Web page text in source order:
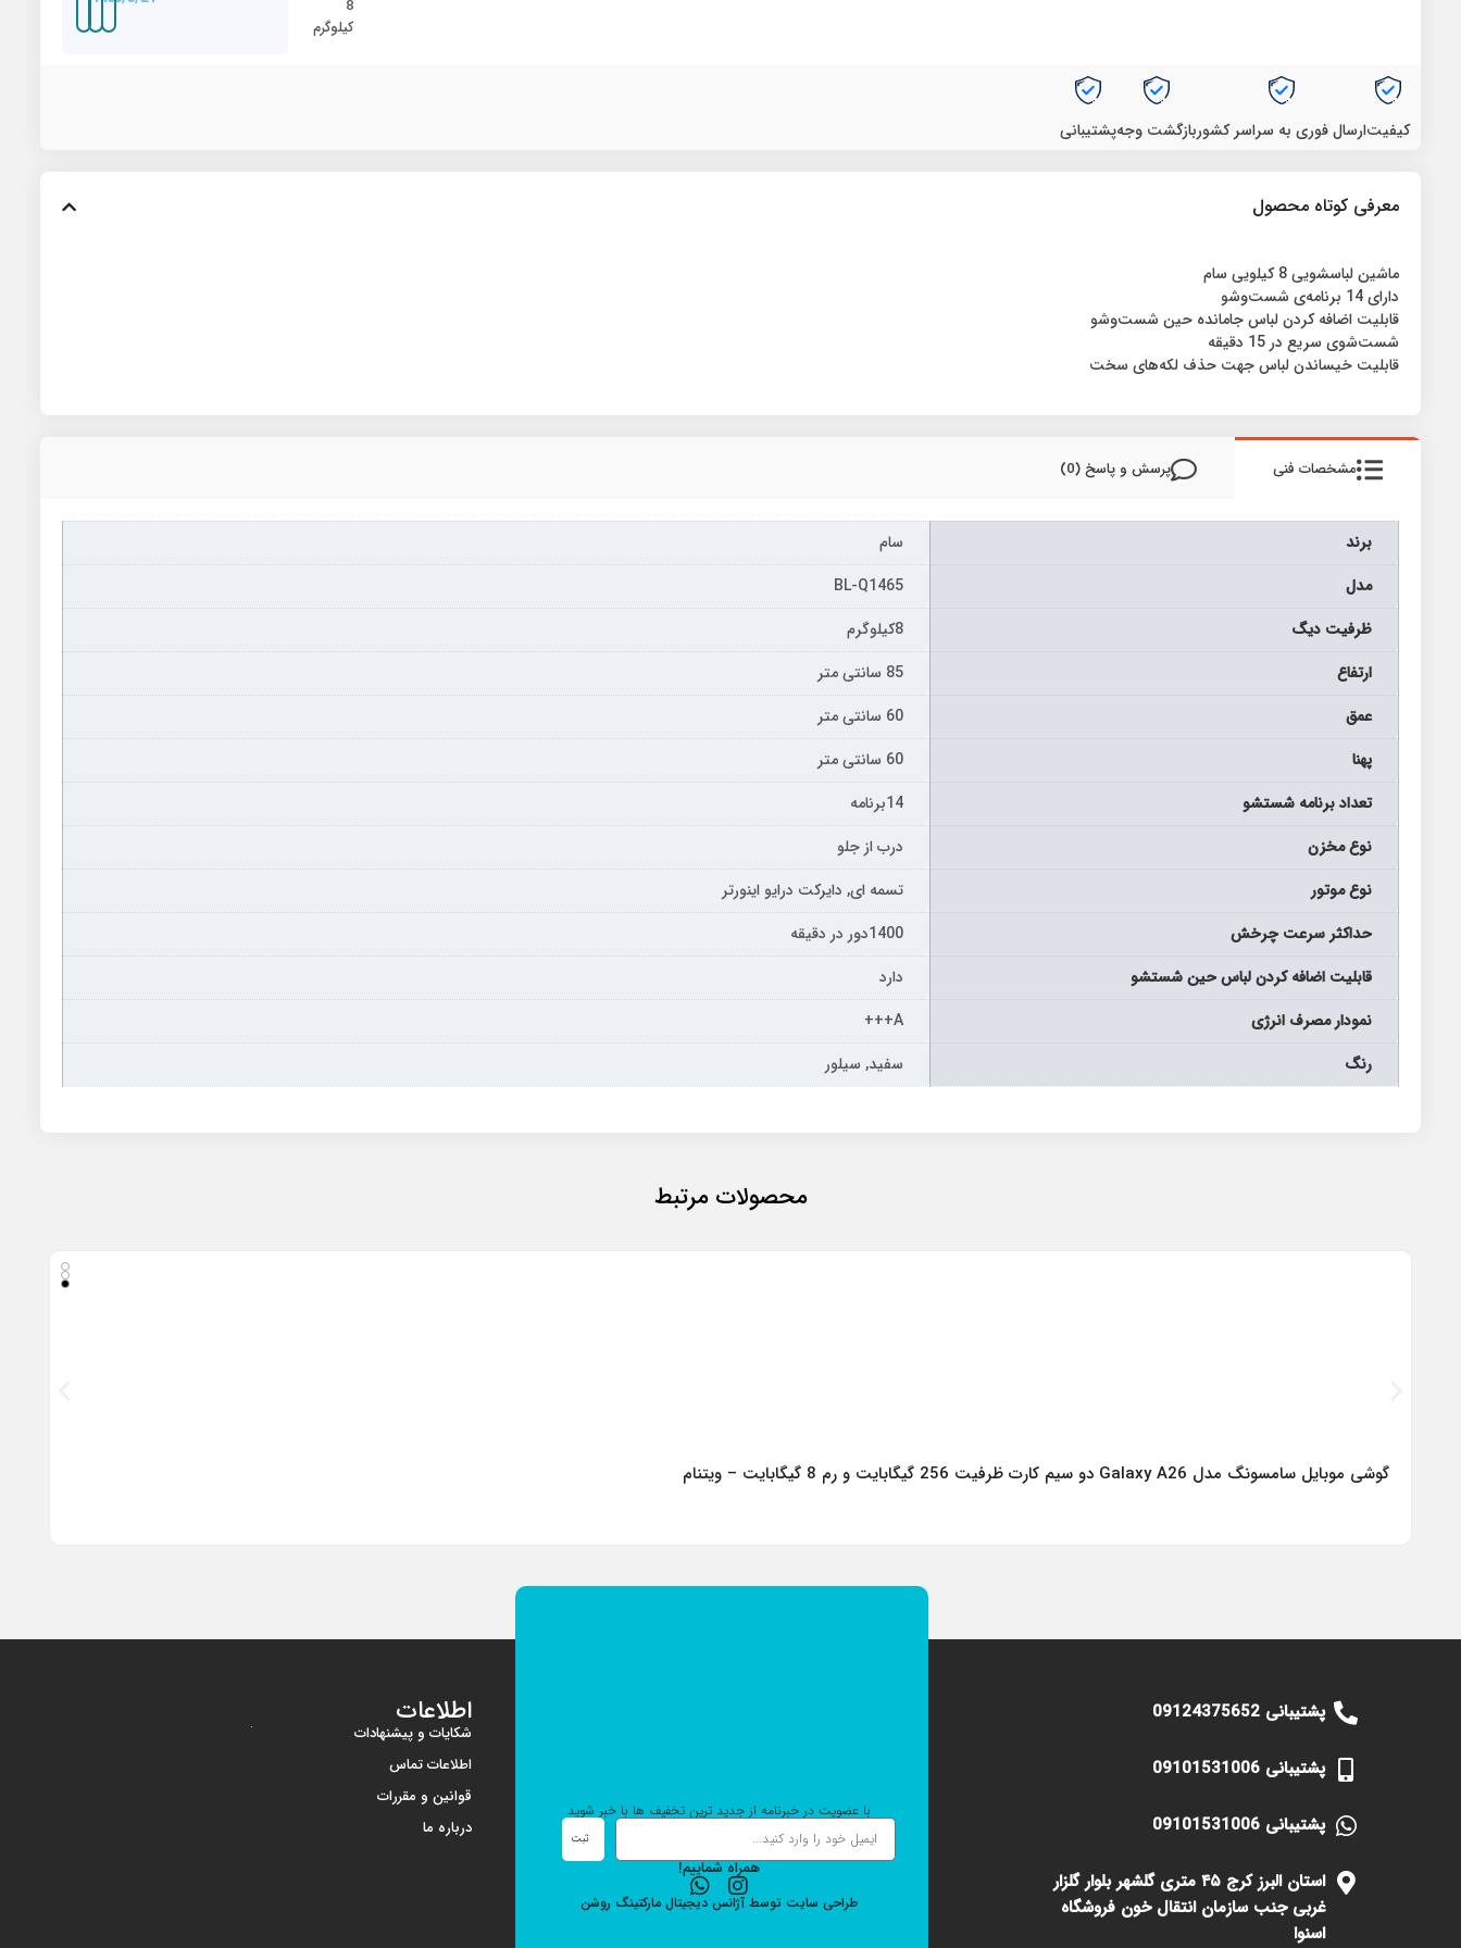
8
کیلوگرم
کیفیتارسال فوری به سراسر کشوربازگشت وجهپشتیبانی
معرفی کوتاه محصول
ماشین لباسشویی 8 کیلویی سام
دارای 14 برنامه‌ی شست‌وشو
قابلیت اضافه کردن لباس جامانده حین شست‌وشو
شست‌شوی سریع در 15 دقیقه
قابلیت خیساندن لباس جهت حذف لکه‌های سخت
مشخصات فنی پرسش و پاسخ (0)
برند
سام
مدل
BL-Q1465
ظرفیت دیگ
8کیلوگرم
ارتفاع
85 سانتی متر
عمق
60 سانتی متر
پهنا
60 سانتی متر
تعداد برنامه شستشو
14برنامه
نوع مخزن
درب از جلو
نوع موتور
تسمه ای, دایرکت درایو اینورتر
حداکثر سرعت چرخش
1400دور در دقیقه
قابلیت اضافه کردن لباس حین شستشو
دارد
نمودار مصرف انرژی
A+++
رنگ
سفید, سیلور
محصولات مرتبط
گوشی موبایل سامسونگ مدل Galaxy A26 دو سیم کارت ظرفیت 256 گیگابایت و رم 8 گیگابایت – ویتنام
پشتیبانی 09124375652
پشتیبانی 09101531006
پشتیبانی 09101531006
استان البرز کرج ۴۵ متری گلشهر بلوار گلزار
غربی جنب سازمان انتقال خون فروشگاه
اسنوا
با عضویت در خبرنامه از جدید ترین تخفیف ها با خبر شوید
ثبت
همراه شماییم!
طراحی سایت توسطآژانس دیجیتال مارکتینگ روشن
اطلاعات
شکایات و پیشنهادات
اطلاعات تماس
قوانین و مقررات
درباره ما